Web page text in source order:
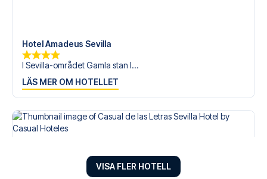
Hotel Amadeus Sevilla
I Sevilla-området Gamla stan l...
LÄS MER OM HOTELLET
VISA FLER HOTELL